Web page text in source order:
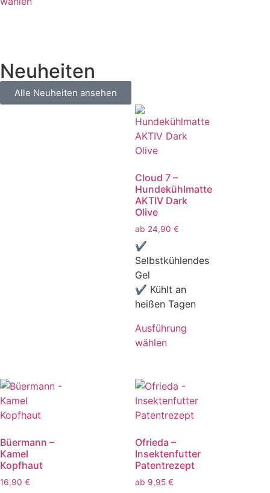
Neuheiten
Alle Neuheiten ansehen
Cloud 7 –
Hundekühlmatte
AKTIV Dark
Olive
ab 24,90 €
✔
Selbstkühlendes
Gel
✔ Kühlt an
heißen Tagen
Ausführung
wählen
Büermann –
Kamel
Kopfhaut
16,90 €
Ofrieda –
Insektenfutter
Patentrezept
ab 9,95 €